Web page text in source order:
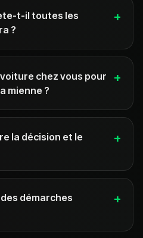
t-il toutes les
?
+
chez vous pour
mienne ?
+
la décision et le
+
démarches
+